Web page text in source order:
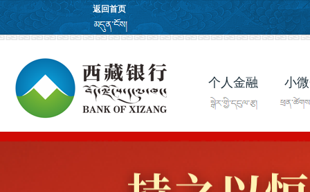
返回首页
个人金融 小